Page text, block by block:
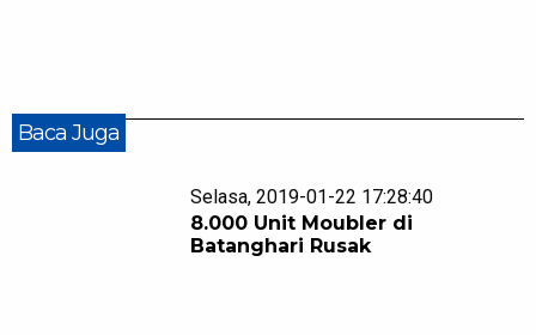
Baca Juga
Selasa, 2019-01-22 17:28:40
8.000 Unit Moubler di
Batanghari Rusak